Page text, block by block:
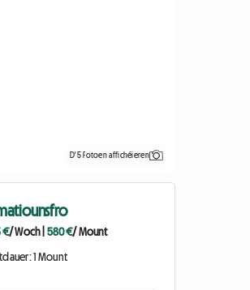
D'5 Fotoen affichéieren
€/ Woch 580 €/ Mount
1 Mount